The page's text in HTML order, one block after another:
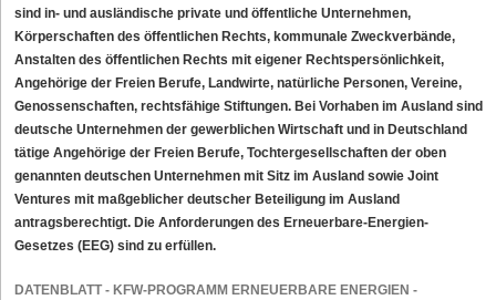
sind in- und ausländische private und öffentliche Unternehmen,
Körperschaften des öffentlichen Rechts, kommunale Zweckverbände,
Anstalten des öffentlichen Rechts mit eigener Rechtspersönlichkeit,
Angehörige der Freien Berufe, Landwirte, natürliche Personen, Vereine,
Genossenschaften, rechtsfähige Stiftungen. Bei Vorhaben im Ausland sind
deutsche Unternehmen der gewerblichen Wirtschaft und in Deutschland
tätige Angehörige der Freien Berufe, Tochtergesellschaften der oben
genannten deutschen Unternehmen mit Sitz im Ausland sowie Joint
Ventures mit maßgeblicher deutscher Beteiligung im Ausland
antragsberechtigt. Die Anforderungen des Erneuerbare-Energien-
Gesetzes (EEG) sind zu erfüllen.
DATENBLATT - KFW-PROGRAMM ERNEUERBARE ENERGIEN -